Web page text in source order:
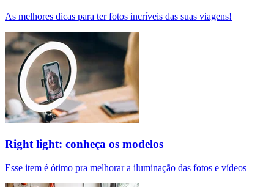
As melhores dicas para ter fotos incríveis das suas viagens!
Right light: conheça os modelos
Esse item é ótimo pra melhorar a iluminação das fotos e vídeos